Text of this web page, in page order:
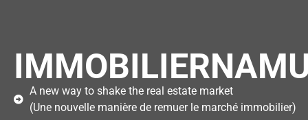
A new way to shake the real estate market
(Une nouvelle manière de remuer le marché immobilier)